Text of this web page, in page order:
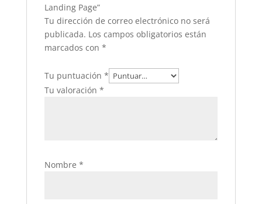
Landing Page”
Tu dirección de correo electrónico no será
publicada. Los campos obligatorios están
marcados con *
Tu puntuación *
Tu valoración *
Nombre *